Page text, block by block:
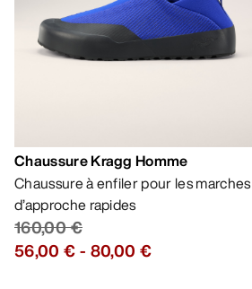
Chaussure Kragg Homme
Chaussure à enfiler pour les marches
d’approche rapides
160,00 €
56,00 €- 80,00 €